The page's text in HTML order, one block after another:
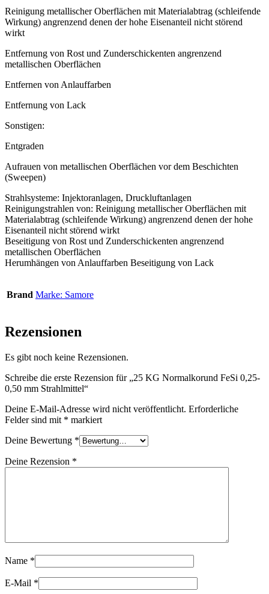
Reinigung metallischer Oberflächen mit Materialabtrag (schleifende
Wirkung) angrenzend denen der hohe Eisenanteil nicht störend
wirkt
Entfernung von Rost und Zunderschickenten angrenzend
metallischen Oberflächen
Entfernen von Anlauffarben
Entfernung von Lack
Sonstigen:
Entgraden
Aufrauen von metallischen Oberflächen vor dem Beschichten
(Sweepen)
Strahlsysteme: Injektoranlagen, Druckluftanlagen
Reinigungstrahlen von: Reinigung metallischer Oberflächen mit
Materialabtrag (schleifende Wirkung) angrenzend denen der hohe
Eisenanteil nicht störend wirkt
Beseitigung von Rost und Zunderschickenten angrenzend
metallischen Oberflächen
Herumhängen von Anlauffarben Beseitigung von Lack
Brand Marke: Samore
Rezensionen
Es gibt noch keine Rezensionen.
Schreibe die erste Rezension für „25 KG Normalkorund FeSi 0,25-
0,50 mm Strahlmittel“
Deine E-Mail-Adresse wird nicht veröffentlicht. Erforderliche
Felder sind mit * markiert
Deine Bewertung *
Deine Rezension *
Name *
E-Mail *